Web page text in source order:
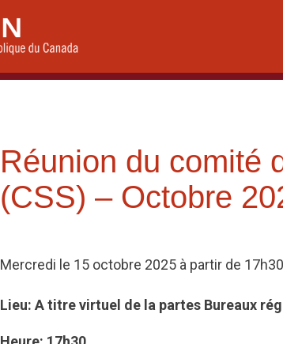
Réunion du comité
(CSS) – Octobre
Mercredi le 15 octobre 2025 à partir de 17h30
Lieu: A titre virtuel de la partes Bureaux